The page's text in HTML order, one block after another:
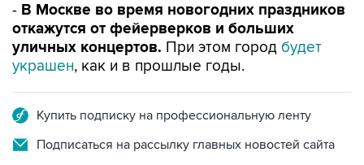
- В Москве во время новогодних праздников
откажутся от фейерверков и больших
уличных концертов. При этом город будет
украшен, как и в прошлые годы.
Купить подписку на профессиональную ленту
Подписаться на рассылку главных новостей сайта